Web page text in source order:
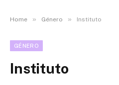
Home » Género » Instituto
GÉNERO
Instituto